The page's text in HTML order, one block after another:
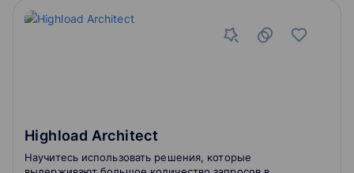
Highload Architect
Научитесь использовать решения, которые